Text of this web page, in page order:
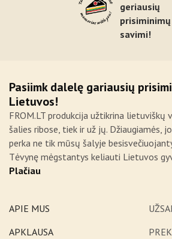
geriausių
savimi!
Pasiimk dalelę gariausių
Lietuvos!
FROM.LT produkcija užtikrina lietuviškų
šalies ribose, tiek ir už jų. Džiaugiamės,
perka ne tik mūsų šalyje
Tėvynę mėgstantys keliauti Lietuvos
Plačiau
APIE MUS
APKLAUSA